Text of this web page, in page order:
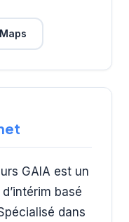
GAIA est un
basé
dans